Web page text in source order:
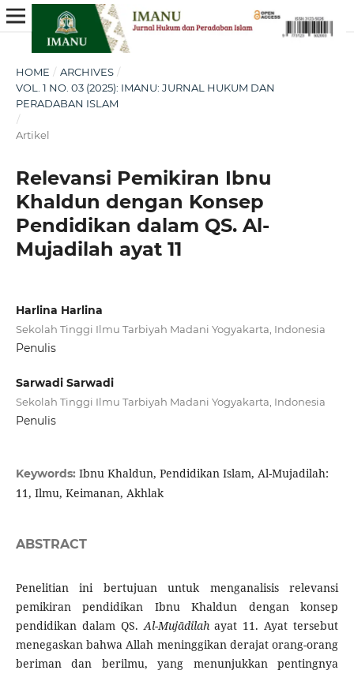
HOME / ARCHIVES /
VOL. 1 NO. 03 (2025): IMANU: JURNAL HUKUM DAN
PERADABAN ISLAM
/
Artikel
Relevansi Pemikiran Ibnu
Khaldun dengan Konsep
Pendidikan dalam QS. Al-
Mujadilah ayat 11
Harlina Harlina
Sekolah Tinggi Ilmu Tarbiyah Madani Yogyakarta, Indonesia
Penulis
Sarwadi Sarwadi
Sekolah Tinggi Ilmu Tarbiyah Madani Yogyakarta, Indonesia
Penulis
Keywords: Ibnu Khaldun, Pendidikan Islam, Al-Mujadilah:
11, Ilmu, Keimanan, Akhlak
ABSTRACT
Penelitian ini bertujuan untuk menganalisis relevansi
pemikiran pendidikan Ibnu Khaldun dengan konsep
pendidikan dalam QS.Al-Mujādilahayat 11. Ayat tersebut
menegaskan bahwa Allah meninggikan derajat orang-orang
beriman dan berilmu, yang menunjukkan pentingnya